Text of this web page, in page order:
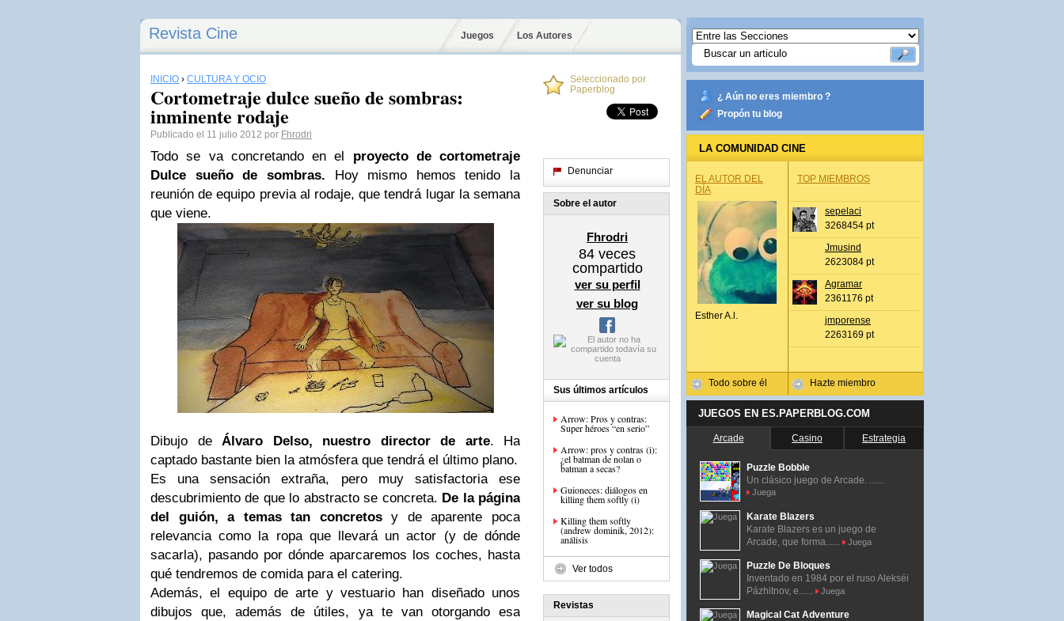
Revista Cine Juegos Los Autores
INICIO › CULTURA Y OCIO
Cortometraje dulce sueño de sombras:
inminente rodaje
Publicado el 11 julio 2012 por Fhrodri
Todo se va concretando en el proyecto de cortometraje
Dulce sueño de sombras. Hoy mismo hemos tenido la
reunión de equipo previa al rodaje, que tendrá lugar la semana
que viene.
Dibujo de Álvaro Delso, nuestro director de arte. Ha
captado bastante bien la atmósfera que tendrá el último plano.
Es una sensación extraña, pero muy satisfactoria ese
descubrimiento de que lo abstracto se concreta. De la página
del guión, a temas tan concretosy de aparente poca
relevancia como la ropa que llevará un actor (y de dónde
sacarla), pasando por dónde aparcaremos los coches, hasta
qué tendremos de comida para el catering.
Además, el equipo de arte y vestuario han diseñado unos
dibujos que, además de útiles, ya te van otorgando esa
Seleccionado por
Paperblog
Denunciar
Sobre el autor
Fhrodri
84 veces
compartido
ver su perfil
ver su blog
Sus últimos artículos
Arrow: Pros y contras:
Super héroes “en serio”
Arrow: pros y contras (i):
¿el batman de nolan o
batman a secas?
Guioneces: diálogos en
killing them softly (i)
Killing them softly
(andrew dominik, 2012):
análisis
Ver todos
Revistas
¿ Aún no eres miembro ?
Propón tu blog
LA COMUNIDAD CINE
EL AUTOR DEL
DÍA
Esther A.l.
Todo sobre él
TOP MIEMBROS
sepelaci
3268454 pt
Jmusind
2623084 pt
Agramar
2361176 pt
jmporense
2263169 pt
Hazte miembro
JUEGOS EN ES.PAPERBLOG.COM
Arcade Casino Estrategia
Puzzle Bobble
Un clásico juego de Arcade. ......
Juega
Karate Blazers
Karate Blazers es un juego de
Arcade, que forma......
Juega
Puzzle De Bloques
Inventado en 1984 por el ruso Alekséi
Pázhitnov, e......
Juega
Magical Cat Adventure